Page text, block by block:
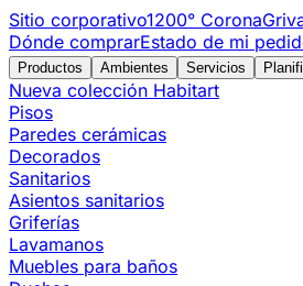
Sitio corporativo1200° Corona
Dónde comprarEstado de mi
Productos
Ambientes Servicios
Nueva colección Habitart
Pisos
Paredes cerámicas
Decorados
Sanitarios
Asientos sanitarios
Griferías
Lavamanos
Muebles para baños